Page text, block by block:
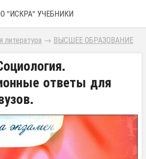
"ИСКРА" УЧЕБНИКИ
литература → ВЫСШЕЕ ОБРАЗОВАНИЕ
ответы для